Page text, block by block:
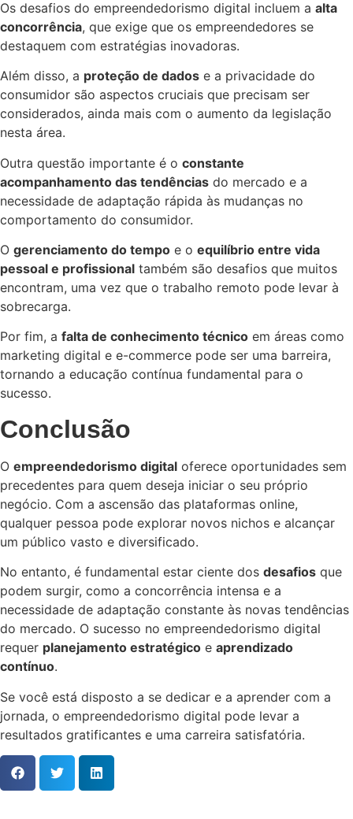
Os desafios do empreendedorismo digital incluem a alta
concorrência, que exige que os empreendedores se
destaquem com estratégias inovadoras.
Além disso, a proteção de dados e a privacidade do
consumidor são aspectos cruciais que precisam ser
considerados, ainda mais com o aumento da legislação
nesta área.
Outra questão importante é o constante
acompanhamento das tendências do mercado e a
necessidade de adaptação rápida às mudanças no
comportamento do consumidor.
O gerenciamento do tempo e o equilíbrio entre vida
pessoal e profissional também são desafios que muitos
encontram, uma vez que o trabalho remoto pode levar à
sobrecarga.
Por fim, a falta de conhecimento técnico em áreas como
marketing digital e e-commerce pode ser uma barreira,
tornando a educação contínua fundamental para o
sucesso.
Conclusão
O empreendedorismo digital oferece oportunidades sem
precedentes para quem deseja iniciar o seu próprio
negócio. Com a ascensão das plataformas online,
qualquer pessoa pode explorar novos nichos e alcançar
um público vasto e diversificado.
No entanto, é fundamental estar ciente dos desafios que
podem surgir, como a concorrência intensa e a
necessidade de adaptação constante às novas tendências
do mercado. O sucesso no empreendedorismo digital
requer planejamento estratégico e aprendizado
contínuo.
Se você está disposto a se dedicar e a aprender com a
jornada, o empreendedorismo digital pode levar a
resultados gratificantes e uma carreira satisfatória.